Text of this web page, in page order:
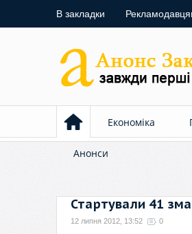
В закладки
Економіка
Анонси
Стартували 41
12 липня 2012, 13:52 0